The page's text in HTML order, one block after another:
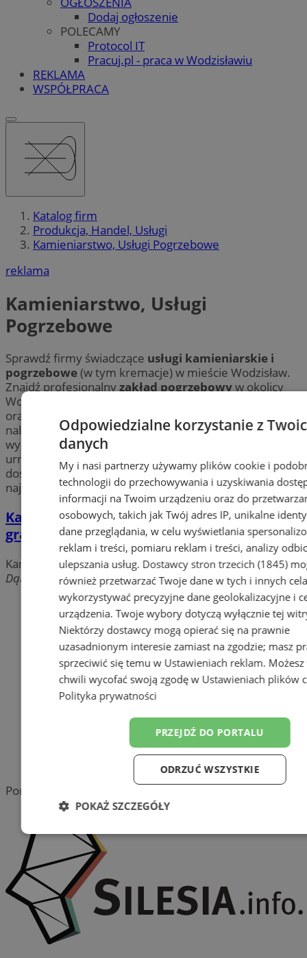
Dodaj ogłoszenie
POLECAMY
Protocol IT
Pracuj.pl - praca w Wodzisławiu
REKLAMA
WSPÓŁPRACA
Katalog firm
Produkcja, Handel, Usługi
Kamieniarstwo, Usługi Pogrzebowe
reklama
Kamieniarstwo, Usługi
Pogrzebowe
Sprawdź firmy świadczące usługi kamieniarskie i
pogrzebowe(w tym kremacje) w mieście Wodzisław.
Znajdź profesjonalnyzakład pogrzebowyw okolicy
Wodzisławia zajmujący się organizacją całego pogrzebu
oraz wszystkimi formalnościami pogrzebowymi z
należytym szacunkiem i powagą. Poznaj szeroką ofertę
wyrobów kamieniarskich w Wodzisławiu m.in. trumien,
urn i nagrobków. Powierz organizację pogrzebu
doświadczonej firmie i skup się na tym, co
najważniejsze.
Kamex. Nagrobki , parapety, schody z
granitu
Kamieniarstwo, Usługi Pogrzebowe
Dąbrowskiego, 44-313 Wodzisław Śląski
Dodaj firmę
Pozostałe firmy w kategorii
reklama
Tworzenie stron www -
Portal należy do sieci
Odpowiedzialne korzystanie z
danych
My i nasi partnerzy używamy plików cookie i
technologii do przechowywania i uzyskiwania
informacji na Twoim urządzeniu oraz do
osobowych, takich jak Twój adres IP, unikalne
dane przeglądania, w celu wyświetlania
reklam i treści, pomiaru reklam i treści, analizy
ulepszania usług. Dostawcy stron trzecich (1845)
również przetwarzać Twoje dane w tych i innych
wykorzystywać precyzyjne dane geolokalizacyjne i
urządzenia. Twoje wybory dotyczą wyłącznie tej
Niektórzy dostawcy mogą opierać się na prawnie
uzasadnionym interesie zamiast na zgodzie; masz
sprzeciwić się temu w Ustawieniach reklam.
chwili wycofać swoją zgodę w Ustawieniach plików
Polityka prywatności
PRZEJDŹ DO PORTALU
ODRZUĆ WSZYSTKIE
POKAŻ SZCZEGÓŁY
Niezbędne Wydajność
Funkcjonalność